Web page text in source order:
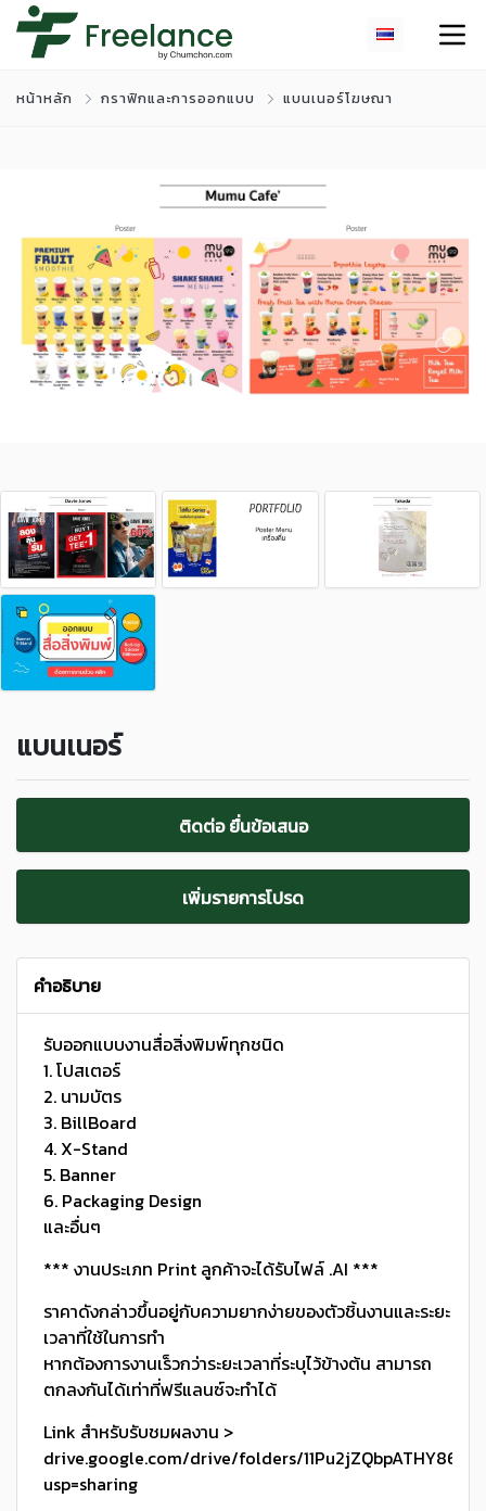
หน้าหลัก กราฟิกและการออกแบบ แบนเนอร์โฆษณา
แบนเนอร์
ติดต่อ ยื่นข้อเสนอ
เพิ่มรายการโปรด
คำอธิบาย
รับออกแบบงานสื่อสิ่งพิมพ์ทุกชนิด
1. โปสเตอร์
2. นามบัตร
3. BillBoard
4. X-Stand
5. Banner
6. Packaging Design
และอื่นๆ
*** งานประเภท Print ลูกค้าจะได้รับไฟล์ .AI ***
ราคาดังกล่าวขึ้นอยู่กับความยากง่ายของตัวชิ้นงานและระยะ
เวลาที่ใช้ในการทำ
หากต้องการงานเร็วกว่าระยะเวลาที่ระบุไว้ข้างต้น สามารถ
ตกลงกันได้เท่าที่ฟรีแลนซ์จะทำได้
Link สำหรับรับชมผลงาน >
drive.google.com/drive/folders/
usp=sharing